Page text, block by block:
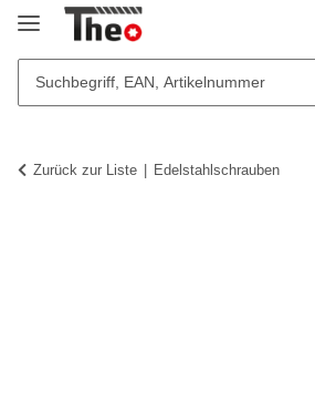
Zurück zur Liste Edelstahlschrauben